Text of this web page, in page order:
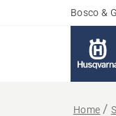
Bosco &
Home